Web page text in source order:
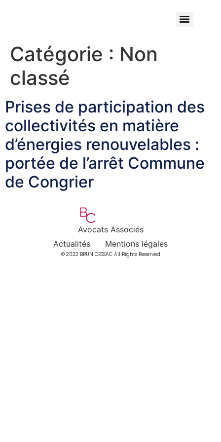
Catégorie : Non
classé
Prises de participation des
collectivités en matière
d’énergies renouvelables :
portée de l’arrêt Commune
de Congrier
Avocats Associés
Actualités
Mentions légales
© 2022 BRUN CESSAC All Rights Reserved